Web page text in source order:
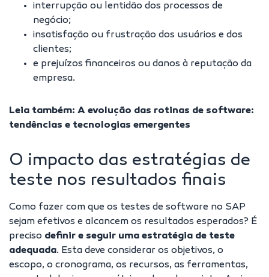
interrupção ou lentidão dos processos de
negócio;
insatisfação ou frustração dos usuários e dos
clientes;
e prejuízos financeiros ou danos à reputação da
empresa.
Leia também: A evolução das rotinas de software:
tendências e tecnologias emergentes
O impacto das estratégias de
teste nos resultados finais
Como fazer com que os testes de software no SAP
sejam efetivos e alcancem os resultados esperados? É
preciso definir e seguir uma estratégia de teste
adequada. Esta deve considerar os objetivos, o
escopo, o cronograma, os recursos, as ferramentas,